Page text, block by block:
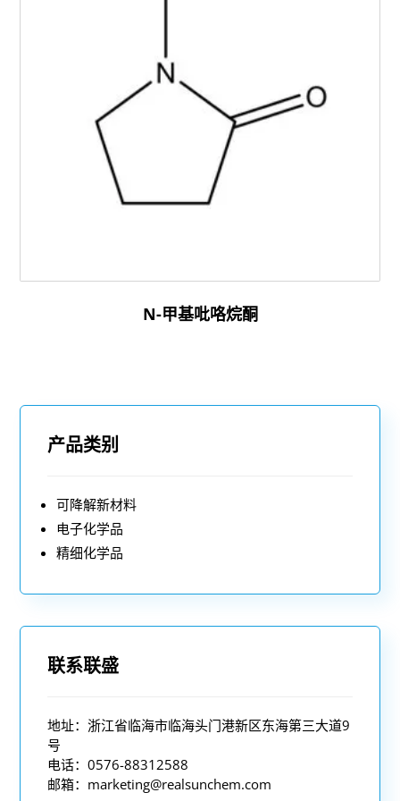
N-甲基吡咯烷酮
产品类别
可降解新材料
电子化学品
精细化学品
联系联盛
地址：浙江省临海市临海头门港新区东海第三大道9
号
电话：0576-88312588
邮箱： marketing@realsunchem.com